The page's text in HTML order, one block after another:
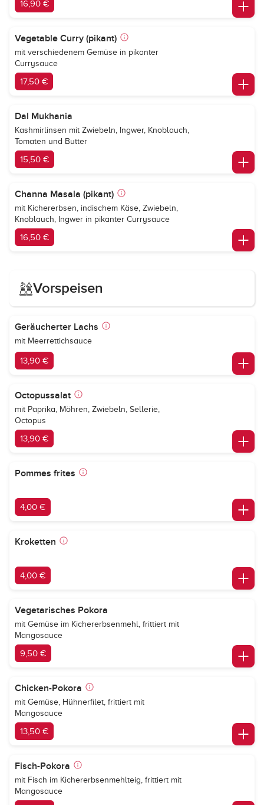
16,90 €
Vegetable Curry (pikant)
mit verschiedenem Gemüse in pikanter
Currysauce
17,50 €
Dal Mukhania
Kashmirlinsen mit Zwiebeln, Ingwer, Knoblauch,
Tomaten und Butter
15,50 €
Channa Masala (pikant)
mit Kichererbsen, indischem Käse, Zwiebeln,
Knoblauch, Ingwer in pikanter Currysauce
16,50 €
Vorspeisen
Geräucherter Lachs
mit Meerrettichsauce
13,90 €
Octopussalat
mit Paprika, Möhren, Zwiebeln, Sellerie,
Octopus
13,90 €
Pommes frites
4,00 €
Kroketten
4,00 €
Vegetarisches Pokora
mit Gemüse im Kichererbsenmehl, frittiert mit
Mangosauce
9,50 €
Chicken-Pokora
mit Gemüse, Hühnerfilet, frittiert mit
Mangosauce
13,50 €
Fisch-Pokora
mit Fisch im Kichererbsenmehlteig, frittiert mit
Mangosauce